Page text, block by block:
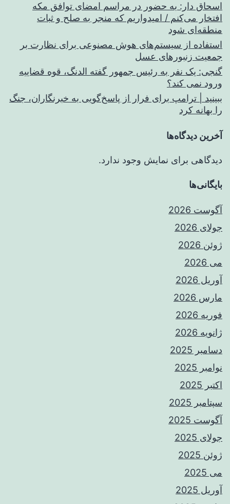
اسحاق‌ دار: به حضور در مراسم امضای توافق مکه
افتخار می‌کنم / امیدواریم که منجر به صلح و ثبات
منطقه‌ای شود
استفاده از سیستم‌های هوش مصنوعی برای نظارت بر
جمعیت زنبورهای عسل
گنجی: یک نفر به رئیس جمهور گفته الدنگ، قوه قضاییه
ورود نمی کند؟
ببینید | ترامپ برای فرار از پاسخ‌گویی به خبرنگاران، جنگ
را بهانه کرد
آخرین دیدگاه‌ها
دیدگاهی برای نمایش وجود ندارد.
بایگانی‌ها
آگوست 2026
جولای 2026
ژوئن 2026
می 2026
آوریل 2026
مارس 2026
فوریه 2026
ژانویه 2026
دسامبر 2025
نوامبر 2025
اکتبر 2025
سپتامبر 2025
آگوست 2025
جولای 2025
ژوئن 2025
می 2025
آوریل 2025